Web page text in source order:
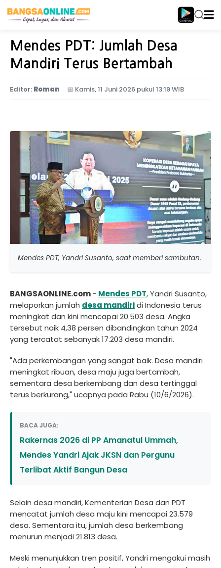
Home Nasional
Mendes PDT: Jumlah Desa
Mandiri Terus Bertambah
Editor: Roman 📅 Kamis, 11 Juni 2026 pukul 13:19 WIB
Mendes PDT, Yandri Susanto, saat memberi sambutan.
BANGSAONLINE.com- Mendes PDT, Yandri Susanto,
melaporkan jumlah desa mandiridi Indonesia terus
meningkat dan kini mencapai 20.503 desa. Angka
tersebut naik 4,38 persen dibandingkan tahun 2024
yang tercatat sebanyak 17.203 desa mandiri.
"Ada perkembangan yang sangat baik. Desa mandiri
meningkat ribuan, desa maju juga bertambah,
sementara desa berkembang dan desa tertinggal
terus berkurang," ucapnya pada Rabu (10/6/2026).
BACA JUGA:
Rakernas 2026 di PP Amanatul Ummah,
Mendes Yandri Ajak JKSN dan Pergunu
Terlibat Aktif Bangun Desa
Selain desa mandiri, Kementerian Desa dan PDT
mencatat jumlah desa maju kini mencapai 23.579
desa. Sementara itu, jumlah desa berkembang
menurun menjadi 21.813 desa.
Meski menunjukkan tren positif, Yandri mengakui masih